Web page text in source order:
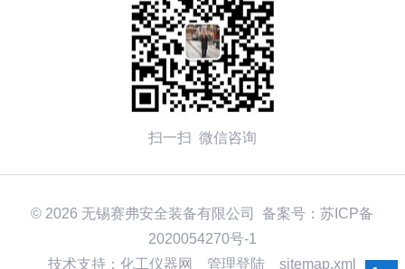
扫一扫 微信咨询
© 2026 无锡赛弗安全装备有限公司 备案号：苏ICP备
2020054270号-1
技术支持：化工仪器网 管理登陆 sitemap.xml